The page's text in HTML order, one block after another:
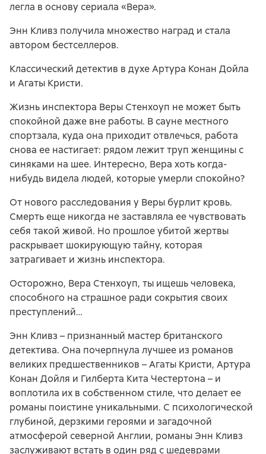
легла в основу сериала «Вера».
Энн Кливз получила множество наград и стала
автором бестселлеров.
Классический детектив в духе Артура Конан Дойла
и Агаты Кристи.
Жизнь инспектора Веры Стенхоуп не может быть
спокойной даже вне работы. В сауне местного
спортзала, куда она приходит отвлечься, работа
снова ее настигает: рядом лежит труп женщины с
синяками на шее. Интересно, Вера хоть когда-
нибудь видела людей, которые умерли спокойно?
От нового расследования у Веры бурлит кровь.
Смерть еще никогда не заставляла ее чувствовать
себя такой живой. Но прошлое убитой жертвы
раскрывает шокирующую тайну, которая
затрагивает и жизнь инспектора.
Осторожно, Вера Стенхоуп, ты ищешь человека,
способного на страшное ради сокрытия своих
преступлений…
Энн Кливз – признанный мастер британского
детектива. Она почерпнула лучшее из романов
великих предшественников – Агаты Кристи, Артура
Конан Дойля и Гилберта Кита Честертона – и
воплотила их в собственном стиле, что делает ее
романы поистине уникальными. С психологической
глубиной, дерзкими героями и загадочной
атмосферой северной Англии, романы Энн Кливз
заслуживают встать в один ряд с шедеврами